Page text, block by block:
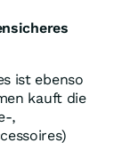
ist ebenso
kauft die
,